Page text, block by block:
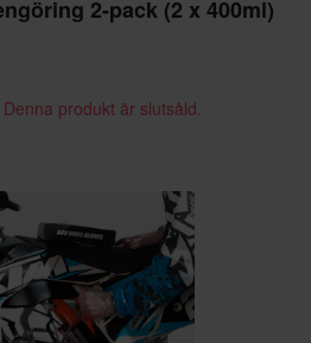
2-pack (2 x 400ml)
produkt är slutsåld.